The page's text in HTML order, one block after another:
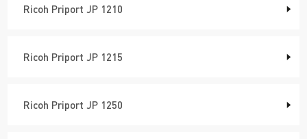
Ricoh Priport JP 1210
Ricoh Priport JP 1215
Ricoh Priport JP 1250